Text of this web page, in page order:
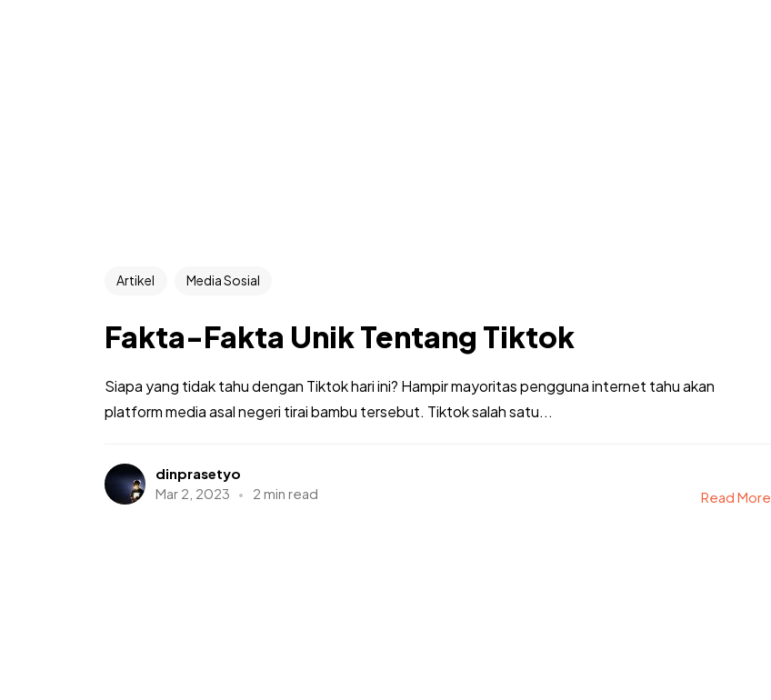
Artikel Media Sosial
Fakta-Fakta Unik Tentang Tiktok
Siapa yang tidak tahu dengan Tiktok hari ini? Hampir mayoritas pengguna internet tahu akan
platform media asal negeri tirai bambu tersebut. Tiktok salah satu...
dinprasetyo
Mar 2, 2023
2 min read Read More